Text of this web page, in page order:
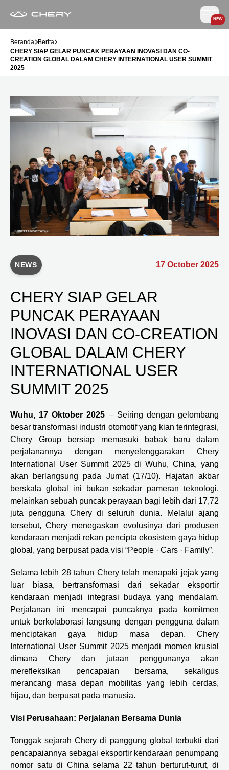
NEW
Beranda Berita
CHERY SIAP GELAR PUNCAK PERAYAAN INOVASI DAN CO-
CREATION GLOBAL DALAM CHERY INTERNATIONAL USER SUMMIT
2025
NEWS 17 October 2025
CHERY SIAP GELAR
PUNCAK PERAYAAN
INOVASI DAN CO-CREATION
GLOBAL DALAM CHERY
INTERNATIONAL USER
SUMMIT 2025
Wuhu, 17 Oktober 2025 – Seiring dengan gelombang
besar transformasi industri otomotif yang kian terintegrasi,
Chery Group bersiap memasuki babak baru dalam
perjalanannya dengan menyelenggarakan Chery
International User Summit 2025 di Wuhu, China, yang
akan berlangsung pada Jumat (17/10). Hajatan akbar
berskala global ini bukan sekadar pameran teknologi,
melainkan sebuah puncak perayaan bagi lebih dari 17,72
juta pengguna Chery di seluruh dunia. Melalui ajang
tersebut, Chery menegaskan evolusinya dari produsen
kendaraan menjadi rekan pencipta ekosistem gaya hidup
global, yang berpusat pada visi “People · Cars · Family”.
Selama lebih 28 tahun Chery telah menapaki jejak yang
luar biasa, bertransformasi dari sekadar eksportir
kendaraan menjadi integrasi budaya yang mendalam.
Perjalanan ini mencapai puncaknya pada komitmen
untuk berkolaborasi langsung dengan pengguna dalam
menciptakan gaya hidup masa depan. Chery
International User Summit 2025 menjadi momen krusial
dimana Chery dan jutaan penggunanya akan
merefleksikan pencapaian bersama, sekaligus
merancang masa depan mobilitas yang lebih cerdas,
hijau, dan berpusat pada manusia.
Visi Perusahaan: Perjalanan Bersama Dunia
Tonggak sejarah Chery di panggung global terbukti dari
pencapaiannya sebagai eksportir kendaraan penumpang
nomor satu di China selama 22 tahun berturut-turut, di